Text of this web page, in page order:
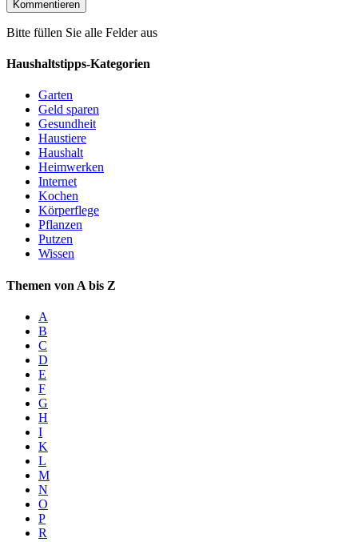
Bitte füllen Sie alle Felder aus
Haushaltstipps-Kategorien
Garten
Geld sparen
Gesundheit
Haustiere
Haushalt
Heimwerken
Internet
Kochen
Körperflege
Pflanzen
Putzen
Wissen
Themen von A bis Z
A
B
C
D
E
F
G
H
I
K
L
M
N
O
P
R